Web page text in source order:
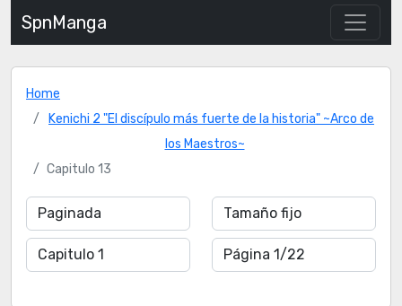
SpnManga
Home
Kenichi 2 "El discípulo más fuerte de la historia" ~Arco de
los Maestros~
Capitulo 13